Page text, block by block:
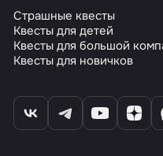
Страшные квесты
Квесты для детей
Квесты для большой
Квесты для новичков